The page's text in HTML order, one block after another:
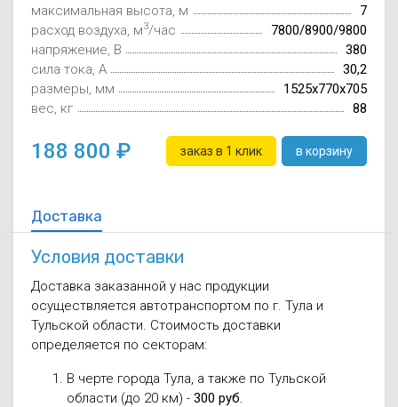
максимальная высота, м
7
расход воздуха, м3/час
7800/8900/9800
напряжение, В
380
сила тока, А
30,2
размеры, мм
1525х770х705
вес, кг
88
188 800 заказ в 1 клик в корзину
Доставка
Условия доставки
Доставка заказанной у нас продукции
осуществляется автотранспортом по г. Тула и
Тульской области. Стоимость доставки
определяется по секторам:
В черте города Тула, а также по Тульской
области (до 20 км) - 300 руб.